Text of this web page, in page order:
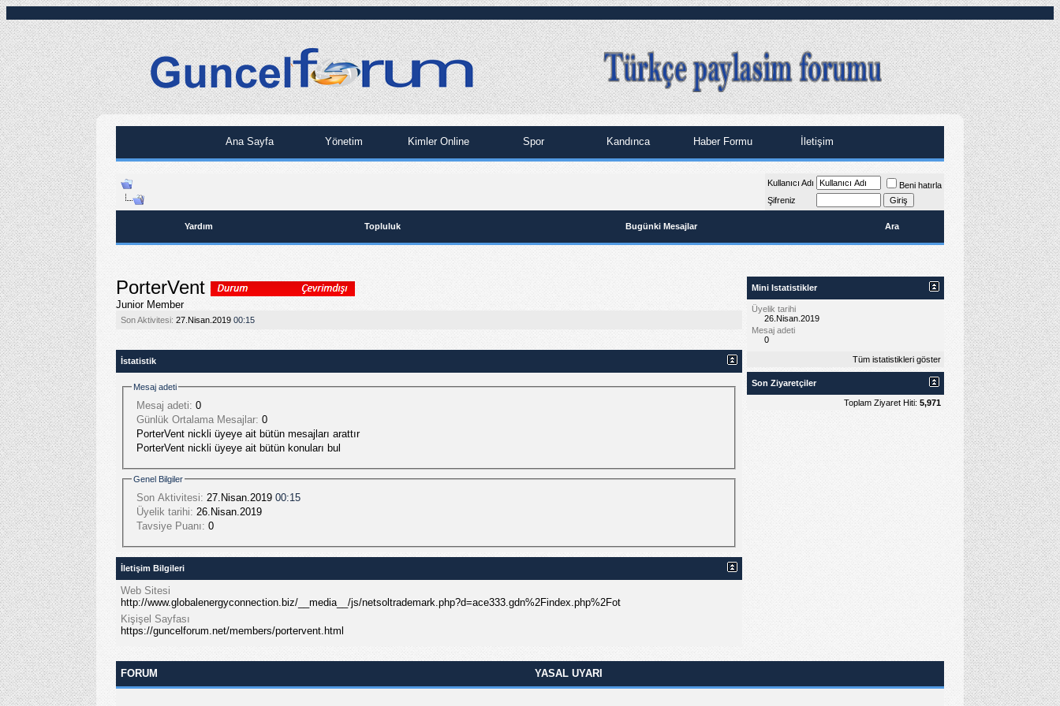
Ana Sayfa Yönetim Kimler Online Spor Kandınca Haber Formu İletişim
Kullanıcı Adı
Beni hatırla
Şifreniz
Yardım Topluluk Bugünki Mesajlar Ara
PorterVent
Junior Member
Son Aktivitesi: 27.Nisan.2019 00:15
İstatistik
Mesaj adeti
Mesaj adeti: 0
Günlük Ortalama Mesajlar: 0
PorterVent nickli üyeye ait bütün mesajları arattır
PorterVent nickli üyeye ait bütün konuları bul
Genel Bilgiler
Son Aktivitesi: 27.Nisan.2019 00:15
Üyelik tarihi: 26.Nisan.2019
Tavsiye Puanı: 0
İletişim Bilgileri
Web Sitesi
http://www.globalenergyconnection.biz/__media__/js/netsoltrademark.php?d=ace333.gdn%2Findex.php%2Fot
Kişişel Sayfası
https://guncelforum.net/members/portervent.html
Mini Istatistikler
Üyelik tarihi
26.Nisan.2019
Mesaj adeti
0
Tüm istatistikleri göster
Son Ziyaretçiler
Toplam Ziyaret Hiti: 5,971
FORUM YASAL UYARI